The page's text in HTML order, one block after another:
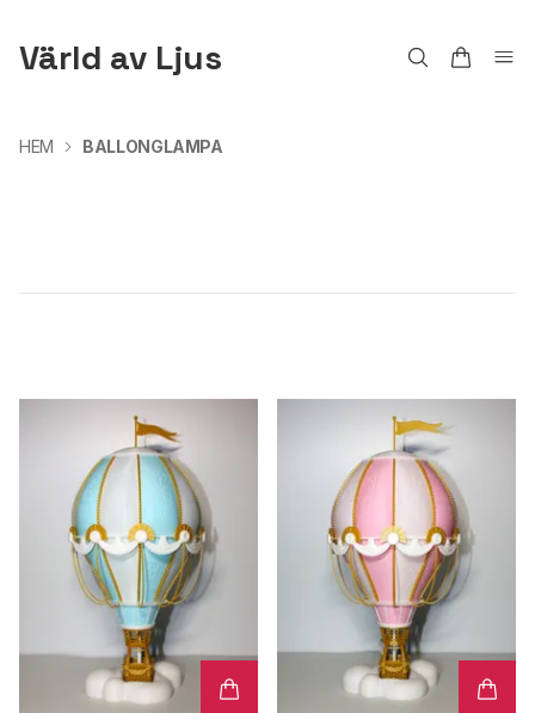
Värld av Ljus
HEM BALLONGLAMPA